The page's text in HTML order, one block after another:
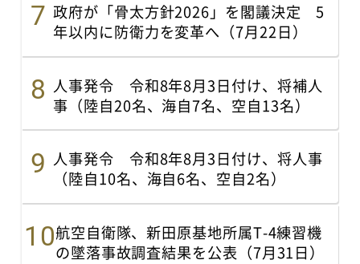
政府が「骨太方針2026」を閣議決定 5
年以内に防衛力を変革へ（7月22日）
人事発令 令和8年8月3日付け、将補人
事（陸自20名、海自7名、空自13名）
人事発令 令和8年8月3日付け、将人事
（陸自10名、海自6名、空自2名）
航空自衛隊、新田原基地所属T-4練習機
の墜落事故調査結果を公表（7月31日）